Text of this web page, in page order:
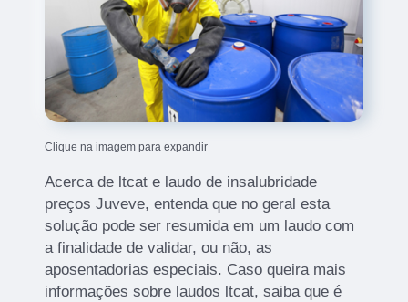
Clique na imagem para expandir
Acerca de ltcat e laudo de insalubridade
preços Juveve, entenda que no geral esta
solução pode ser resumida em um laudo com
a finalidade de validar, ou não, as
aposentadorias especiais. Caso queira mais
informações sobre laudos ltcat, saiba que é